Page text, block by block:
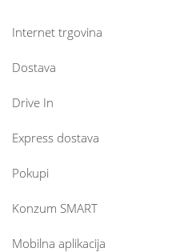
Internet trgovina
Dostava
Drive In
Express dostava
Pokupi
Konzum SMART
Mobilna aplikacija